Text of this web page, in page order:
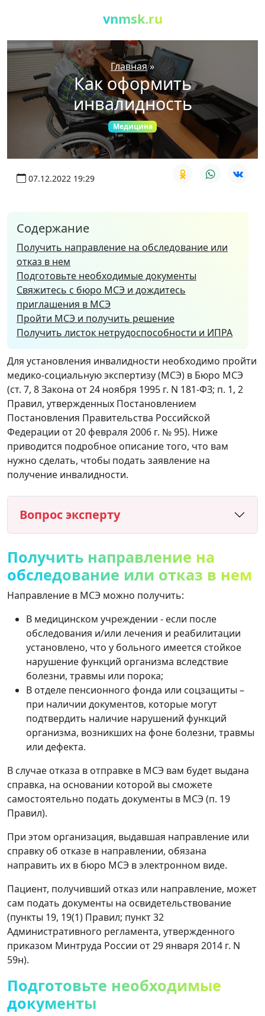
vnmsk.ru
Главная»
Как оформить
инвалидность
Медицина
07.12.2022 19:29
Содержание
Получить направление на обследование или
отказ в нем
Подготовьте необходимые документы
Свяжитесь с бюро МСЭ и дождитесь
приглашения в МСЭ
Пройти МСЭ и получить решение
Получить листок нетрудоспособности и ИПРА
Для установления инвалидности необходимо пройти
медико-социальную экспертизу (МСЭ) в Бюро МСЭ
(ст. 7, 8 Закона от 24 ноября 1995 г. N 181-ФЗ; п. 1, 2
Правил, утвержденных Постановлением
Постановления Правительства Российской
Федерации от 20 февраля 2006 г. № 95). Ниже
приводится подробное описание того, что вам
нужно сделать, чтобы подать заявление на
получение инвалидности.
Вопрос эксперту
Получить направление на
обследование или отказ в нем
Направление в МСЭ можно получить:
В медицинском учреждении - если после
обследования и/или лечения и реабилитации
установлено, что у больного имеется стойкое
нарушение функций организма вследствие
болезни, травмы или порока;
В отделе пенсионного фонда или соцзащиты –
при наличии документов, которые могут
подтвердить наличие нарушений функций
организма, возникших на фоне болезни, травмы
или дефекта.
В случае отказа в отправке в МСЭ вам будет выдана
справка, на основании которой вы сможете
самостоятельно подать документы в МСЭ (п. 19
Правил).
При этом организация, выдавшая направление или
справку об отказе в направлении, обязана
направить их в бюро МСЭ в электронном виде.
Пациент, получивший отказ или направление, может
сам подать документы на освидетельствование
(пункты 19, 19(1) Правил; пункт 32
Административного регламента, утвержденного
приказом Минтруда России от 29 января 2014 г. N
59н).
Подготовьте необходимые
документы